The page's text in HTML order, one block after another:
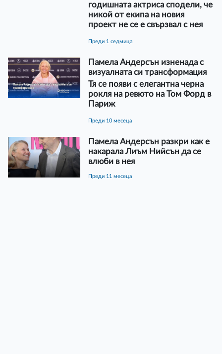
годишната актриса сподели, че
никой от екипа на новия
проект не се е свързвал с нея
преди 1 седмица
Памела Андерсън изненада с
визуалната си трансформация
Тя се появи с елегантна черна
рокля на ревюто на Том Форд в
Париж
преди 10 месеца
Памела Андерсън разкри как е
накарала Лиъм Нийсън да се
влюби в нея
преди 11 месеца